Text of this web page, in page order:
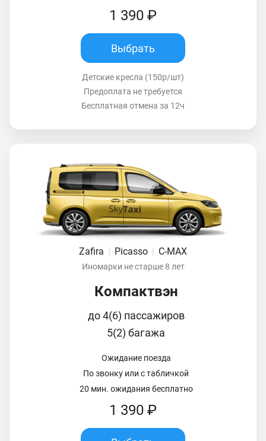
1 390 ₽
Выбрать
Детские кресла (150р/шт)
Предоплата не требуется
Бесплатная отмена за 12ч
Zafira | Picasso | C-MAX
Иномарки не старше 8 лет
Компактвэн
до 4(6) пассажиров
5(2) багажа
Ожидание поезда
По звонку или с табличкой
20 мин. ожидания бесплатно
1 390 ₽